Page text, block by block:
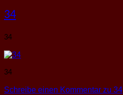
34
34
34
Schreibe einen Kommentar zu 34